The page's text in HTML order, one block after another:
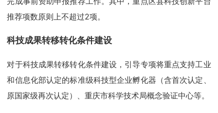
推荐项数原则上不超过2项。
科技成果转移转化条件建设
对于科技成果转移转化条件建设，引导专项将重点支持工业
和信息化部认定的标准级科技型企业孵化器（含首次认定、
原国家级再次认定）、重庆市科学技术局概念验证中心等。